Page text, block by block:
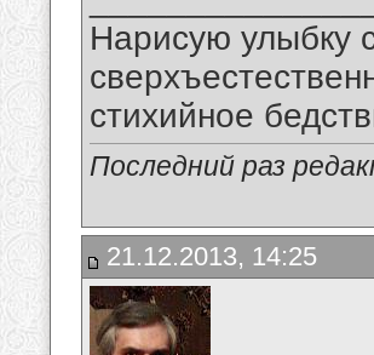
Нарисую улыбку
стихийное
Последний раз
21.12.2013, 14:25